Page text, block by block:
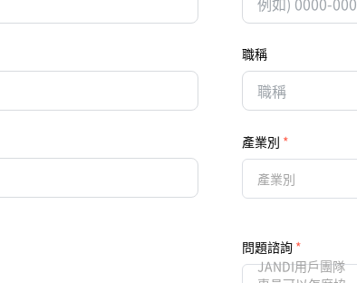
職稱
產業別
產業別
問題諮詢
JANDI用戶團隊